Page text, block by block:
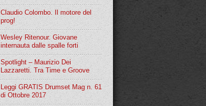
Claudio Colombo. Il motore del
prog!
Wesley Ritenour. Giovane
internauta dalle spalle forti
Spotlight – Maurizio Dei
Lazzaretti. Tra Time e Groove
Leggi GRATIS Drumset Mag n. 61
di Ottobre 2017